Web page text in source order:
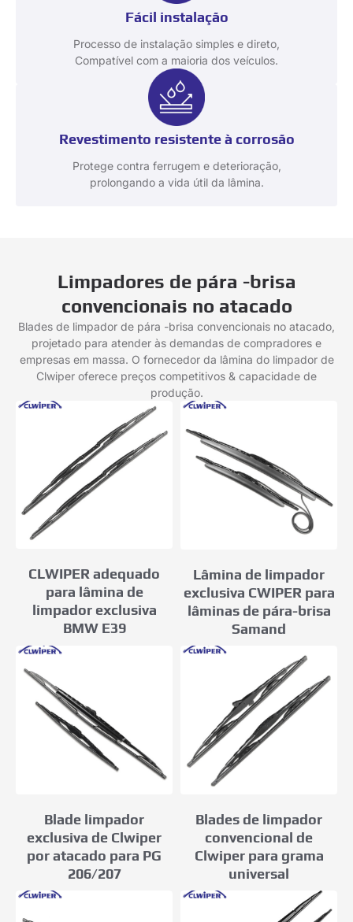
Fácil instalação
Processo de instalação simples e direto,
Compatível com a maioria dos veículos.
Revestimento resistente à corrosão
Protege contra ferrugem e deterioração,
prolongando a vida útil da lâmina.
Limpadores de pára -brisa
convencionais no atacado
Blades de limpador de pára -brisa convencionais no atacado,
projetado para atender às demandas de compradores e
empresas em massa. O fornecedor da lâmina do limpador de
Clwiper oferece preços competitivos & capacidade de
produção.
CLWIPER adequado
para lâmina de
limpador exclusiva
BMW E39
Lâmina de limpador
exclusiva CWIPER para
lâminas de pára-brisa
Samand
Blade limpador
exclusiva de Clwiper
por atacado para PG
206/207
Blades de limpador
convencional de
Clwiper para grama
universal